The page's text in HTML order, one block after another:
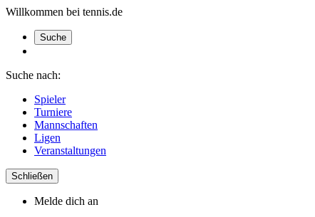
Willkommen bei tennis.de
Suche
Suche nach:
Spieler
Turniere
Mannschaften
Ligen
Veranstaltungen
Schließen
Melde dich an